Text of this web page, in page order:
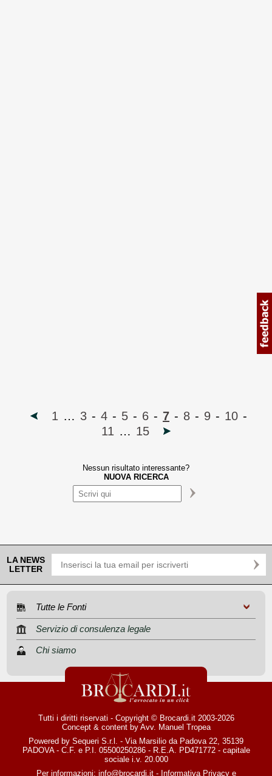
1 … 3 - 4 - 5 - 6 - 7 - 8 - 9 - 10 -
11 … 15
Nessun risultato interessante?
NUOVA RICERCA
LA NEWS
LETTER
Tutte le Fonti
Servizio di consulenza legale
Chi siamo
Tutti i diritti riservati - Copyright © Brocardi.it 2003-2026
Concept & content by Avv. Manuel Tropea
Powered by Sequeri S.r.l. - Via Marsilio da Padova 22, 35139
PADOVA - C.F. e P.I. 05500250286 - R.E.A. PD471772 - capitale
sociale i.v. 20.000
Per informazioni: info@brocardi.it- Informativa Privacye